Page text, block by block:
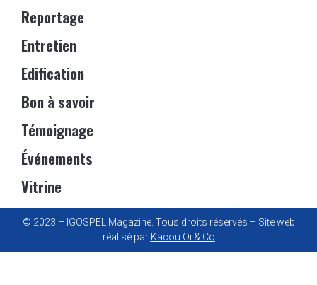
Reportage
Entretien
Edification
Bon à savoir
Témoignage
Événements
Vitrine
© 2023 – IGOSPEL Magazine. Tous droits réservés – Site web
réalisé par Kacou Oi & Co